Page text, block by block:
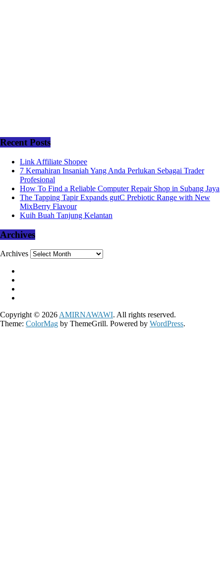
Recent Posts
Link Affiliate Shopee
7 Kemahiran Insaniah Yang Anda Perlukan Sebagai Trader
Profesional
How To Find a Reliable Computer Repair Shop in Subang Jaya
The Tapping Tapir Expands gutC Prebiotic Range with New
MixBerry Flavour
Kuih Buah Tanjung Kelantan
Archives
Archives
Copyright © 2026 AMIRNAWAWI. All rights reserved.
Theme: ColorMag by ThemeGrill. Powered by WordPress.